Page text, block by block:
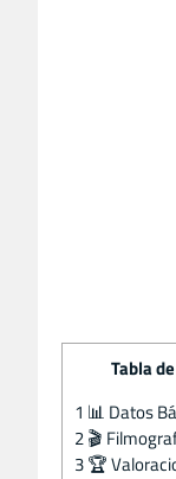
Tabla
1 📊 Datos
2🎬
3🏆